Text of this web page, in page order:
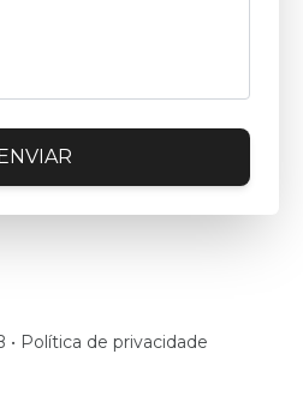
• Política de privacidade